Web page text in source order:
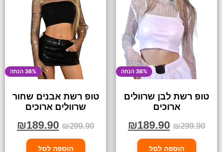
36% הנחה
טופ רשת לבן שרוולים
ארוכים
₪299.90
₪189.90
הוספה לסל
36% הנחה
טופ רשת אבנים שחור
שרוולים ארוכים
₪299.90
₪189.90
הוספה לסל